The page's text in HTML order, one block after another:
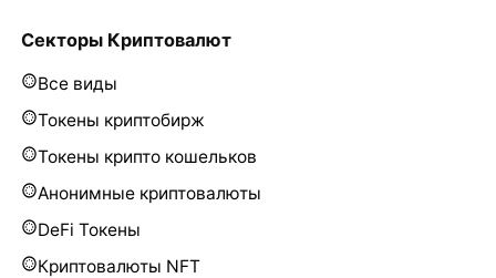
Секторы Криптовалют
Все виды
Токены криптобирж
Токены крипто кошельков
Анонимные криптовалюты
DeFi Токены
Криптовалюты NFT